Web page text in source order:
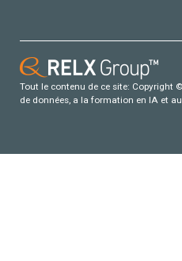
Tout le contenu de ce site: Copyright
de données, a la formation en IA et